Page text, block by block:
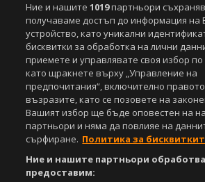
Ние и нашите1019партньори
получаваме достъп до информация на
устройство, като уникални
бисквитки за обработка на лични
приемете и управлявате своя избор
като щракнете върху „Управление на
предпочитания“, включително
възразите, като се позовете на
Вашият избор ще бъде оповестен на
партньори и няма да повлияе на
сърфиране. Политика за
Ние и нашите партньори
предоставим: